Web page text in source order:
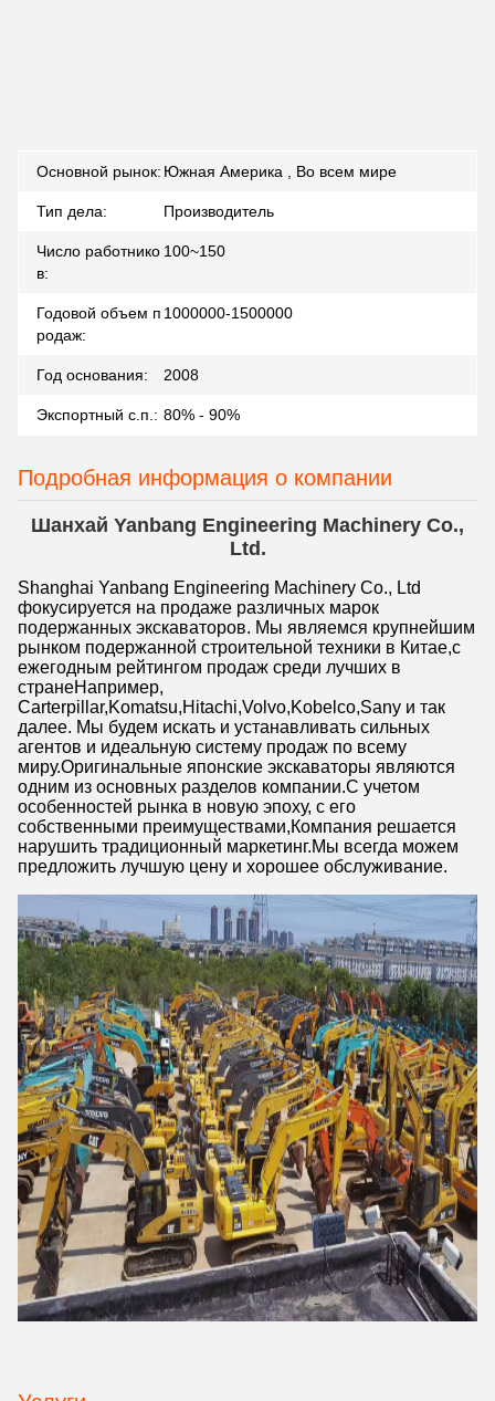
Основной рынок: Южная Америка , Во всем мире
Тип дела: Производитель
Число работнико
в:
100~150
Годовой объем п
родаж:
1000000-1500000
Год основания: 2008
Экспортный с.п.: 80% - 90%
Подробная информация о компании
Шанхай Yanbang Engineering Machinery Co.,
Ltd.
Shanghai Yanbang Engineering Machinery Co., Ltd
фокусируется на продаже различных марок
подержанных экскаваторов. Мы являемся крупнейшим
рынком подержанной строительной техники в Китае,с
ежегодным рейтингом продаж среди лучших в
странеНапример,
Carterpillar,Komatsu,Hitachi,Volvo,Kobelco,Sany и так
далее. Мы будем искать и устанавливать сильных
агентов и идеальную систему продаж по всему
миру.Оригинальные японские экскаваторы являются
одним из основных разделов компании.С учетом
особенностей рынка в новую эпоху, с его
собственными преимуществами,Компания решается
нарушить традиционный маркетинг.Мы всегда можем
предложить лучшую цену и хорошее обслуживание.